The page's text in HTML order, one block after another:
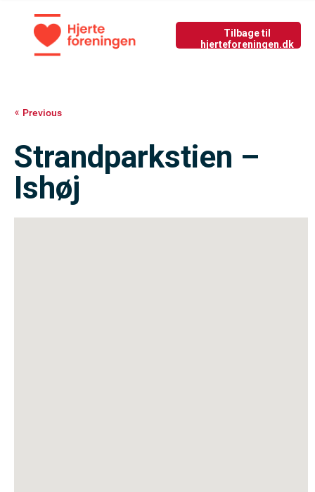
Tilbage til nyside
Previous
Strandparkstien –
Ishøj